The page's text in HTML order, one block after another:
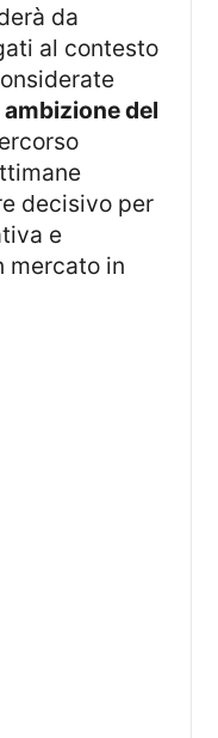
al contesto
ambizione del
decisivo per
e
mercato in